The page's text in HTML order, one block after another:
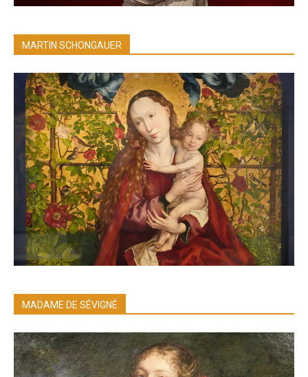
MARTIN SCHONGAUER
MADAME DE SÉVIGNÉ